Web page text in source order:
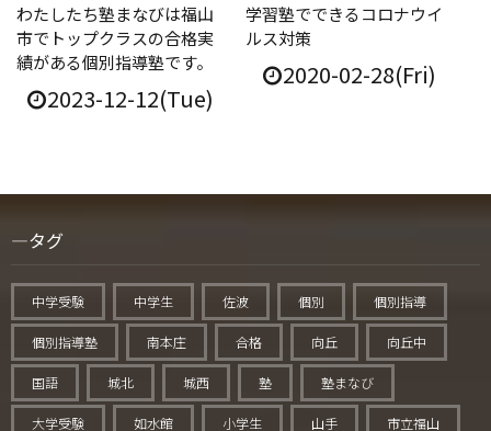
わたしたち塾まなびは福山
市でトップクラスの合格実
績がある個別指導塾です。
2023-12-12(Tue)
学習塾でできるコロナウイ
ルス対策
2020-02-28(Fri)
タグ
中学受験 中学生 佐波 個別 個別指導
個別指導塾 南本庄 合格 向丘 向丘中
国語 城北 城西 塾 塾まなび
大学受験 如水館 小学生 山手 市立福山